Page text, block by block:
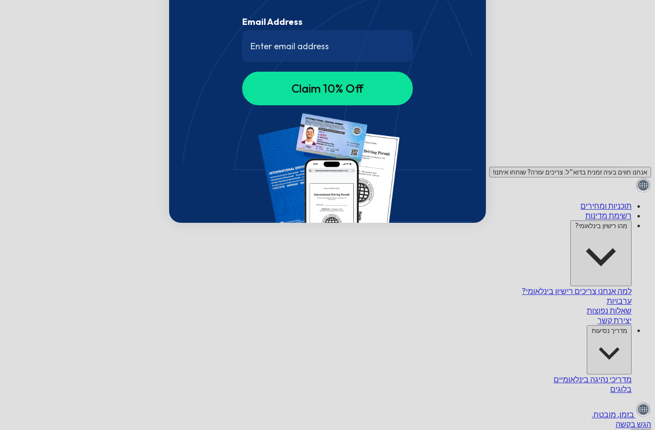
אנחנו חווים בעיה זמנית בדוא״ל. צריכים עזרה? שוחחו איתנו!
תוכניות ומחירים
רשימת מדינות
מהו רישיון בינלאומי?
למה אנחנו צריכים רישיון בינלאומי?
ערבויות
שאלות נפוצות
יצירת קשר
מדריך נסיעות
מדריכי נהיגה בינלאומיים
בלוגים
בזמן, מובטח.
הגש בקשה
Email Address
Claim 10% Off